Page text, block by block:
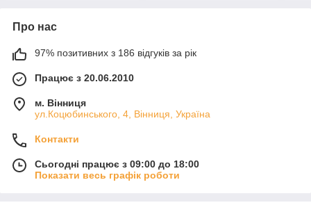
Про нас
97% позитивних з 186 відгуків за рік
Працює з 20.06.2010
м. Вінниця
ул.Коцюбинського, 4, Вінниця, Україна
Контакти
Сьогодні працює з 09:00 до 18:00
Показати весь графік роботи